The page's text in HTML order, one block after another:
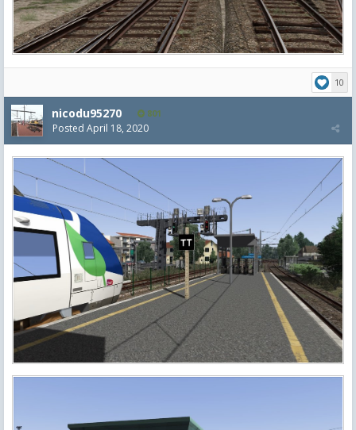
10
nicodu95270 801
Posted April 18, 2020